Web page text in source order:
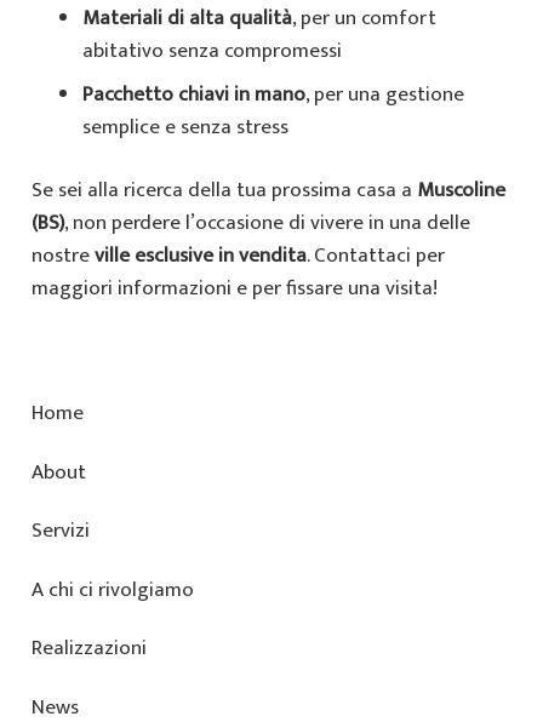
Materiali di alta qualità, per un comfort
abitativo senza compromessi
Pacchetto chiavi in mano, per una gestione
semplice e senza stress
Se sei alla ricerca della tua prossima casa a Muscoline
(BS), non perdere l’occasione di vivere in una delle
nostreville esclusive in vendita. Contattaci per
maggiori informazioni e per fissare una visita!
Home
About
Servizi
A chi ci rivolgiamo
Realizzazioni
News